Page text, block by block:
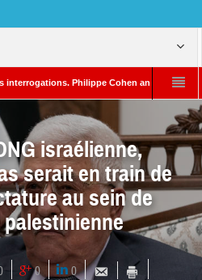
Philippe Cohen annonce se réserver
L’Iran menace de frapper
israélienne,
serait en train de
au sein de
palestinienne
0 0